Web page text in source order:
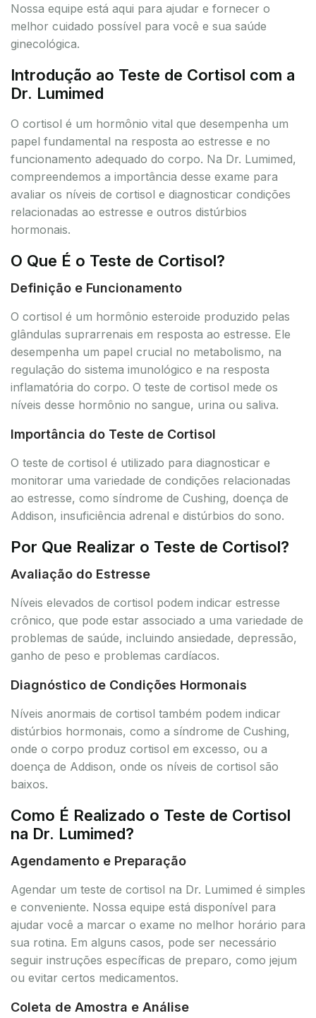
Nossa equipe está aqui para ajudar e fornecer o
melhor cuidado possível para você e sua saúde
ginecológica.
Introdução ao Teste de Cortisol com a
Dr. Lumimed
O cortisol é um hormônio vital que desempenha um
papel fundamental na resposta ao estresse e no
funcionamento adequado do corpo. Na Dr. Lumimed,
compreendemos a importância desse exame para
avaliar os níveis de cortisol e diagnosticar condições
relacionadas ao estresse e outros distúrbios
hormonais.
O Que É o Teste de Cortisol?
Definição e Funcionamento
O cortisol é um hormônio esteroide produzido pelas
glândulas suprarrenais em resposta ao estresse. Ele
desempenha um papel crucial no metabolismo, na
regulação do sistema imunológico e na resposta
inflamatória do corpo. O teste de cortisol mede os
níveis desse hormônio no sangue, urina ou saliva.
Importância do Teste de Cortisol
O teste de cortisol é utilizado para diagnosticar e
monitorar uma variedade de condições relacionadas
ao estresse, como síndrome de Cushing, doença de
Addison, insuficiência adrenal e distúrbios do sono.
Por Que Realizar o Teste de Cortisol?
Avaliação do Estresse
Níveis elevados de cortisol podem indicar estresse
crônico, que pode estar associado a uma variedade de
problemas de saúde, incluindo ansiedade, depressão,
ganho de peso e problemas cardíacos.
Diagnóstico de Condições Hormonais
Níveis anormais de cortisol também podem indicar
distúrbios hormonais, como a síndrome de Cushing,
onde o corpo produz cortisol em excesso, ou a
doença de Addison, onde os níveis de cortisol são
baixos.
Como É Realizado o Teste de Cortisol
na Dr. Lumimed?
Agendamento e Preparação
Agendar um teste de cortisol na Dr. Lumimed é simples
e conveniente. Nossa equipe está disponível para
ajudar você a marcar o exame no melhor horário para
sua rotina. Em alguns casos, pode ser necessário
seguir instruções específicas de preparo, como jejum
ou evitar certos medicamentos.
Coleta de Amostra e Análise